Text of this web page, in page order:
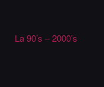
La 90’s – 2000’s